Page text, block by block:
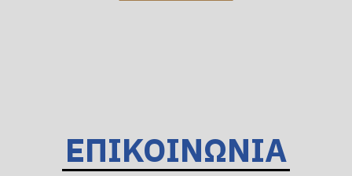
ΕΠΙΚΟΙΝΩΝΙΑ